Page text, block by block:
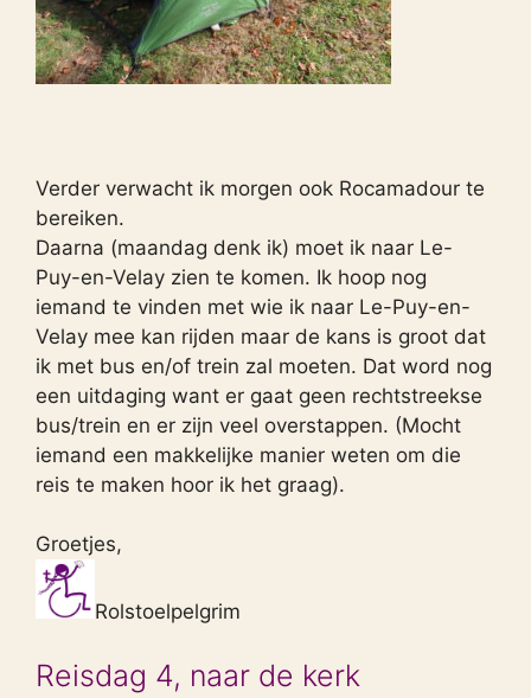
Verder verwacht ik morgen ook Rocamadour te
bereiken.
Daarna (maandag denk ik) moet ik naar Le-
Puy-en-Velay zien te komen. Ik hoop nog
iemand te vinden met wie ik naar Le-Puy-en-
Velay mee kan rijden maar de kans is groot dat
ik met bus en/of trein zal moeten. Dat word nog
een uitdaging want er gaat geen rechtstreekse
bus/trein en er zijn veel overstappen. (Mocht
iemand een makkelijke manier weten om die
reis te maken hoor ik het graag).
Groetjes,
Rolstoelpelgrim
Reisdag 4, naar de kerk